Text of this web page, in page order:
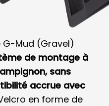
G-Mud (Gravel)
de montage à
sans
accrue avec
en forme de